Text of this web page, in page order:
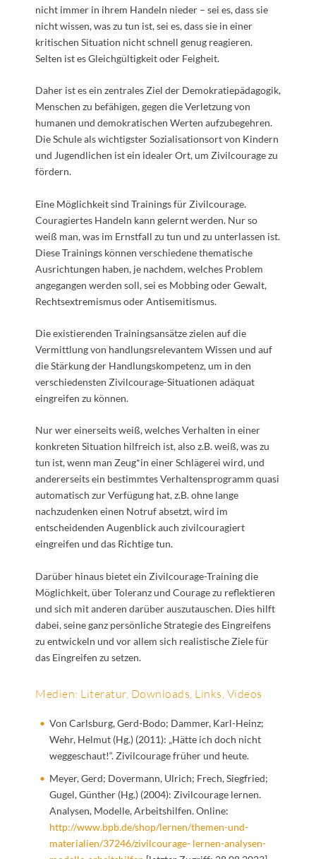
nicht immer in ihrem Handeln nieder – sei es, dass sie
nicht wissen, was zu tun ist, sei es, dass sie in einer
kritischen Situation nicht schnell genug reagieren.
Selten ist es Gleichgültigkeit oder Feigheit.
Daher ist es ein zentrales Ziel der Demokratiepädagogik,
Menschen zu befähigen, gegen die Verletzung von
humanen und demokratischen Werten aufzubegehren.
Die Schule als wichtigster Sozialisationsort von Kindern
und Jugendlichen ist ein idealer Ort, um Zivilcourage zu
fördern.
Eine Möglichkeit sind Trainings für Zivilcourage.
Couragiertes Handeln kann gelernt werden. Nur so
weiß man, was im Ernstfall zu tun und zu unterlassen ist.
Diese Trainings können verschiedene thematische
Ausrichtungen haben, je nachdem, welches Problem
angegangen werden soll, sei es Mobbing oder Gewalt,
Rechtsextremismus oder Antisemitismus.
Die existierenden Trainingsansätze zielen auf die
Vermittlung von handlungsrelevantem Wissen und auf
die Stärkung der Handlungskompetenz, um in den
verschiedensten Zivilcourage-Situationen adäquat
eingreifen zu können.
Nur wer einerseits weiß, welches Verhalten in einer
konkreten Situation hilfreich ist, also z.B. weiß, was zu
tun ist, wenn man Zeug*in einer Schlägerei wird, und
andererseits ein bestimmtes Verhaltensprogramm quasi
automatisch zur Verfügung hat, z.B. ohne lange
nachzudenken einen Notruf absetzt, wird im
entscheidenden Augenblick auch zivilcouragiert
eingreifen und das Richtige tun.
Darüber hinaus bietet ein Zivilcourage-Training die
Möglichkeit, über Toleranz und Courage zu reflektieren
und sich mit anderen darüber auszutauschen. Dies hilft
dabei, seine ganz persönliche Strategie des Eingreifens
zu entwickeln und vor allem sich realistische Ziele für
das Eingreifen zu setzen.
Medien: Literatur, Downloads, Links, Videos
Von Carlsburg, Gerd-Bodo; Dammer, Karl-Heinz;
Wehr, Helmut (Hg.) (2011): „Hätte ich doch nicht
weggeschaut!“. Zivilcourage früher und heute.
Meyer, Gerd; Dovermann, Ulrich; Frech, Siegfried;
Gugel, Günther (Hg.) (2004): Zivilcourage lernen.
Analysen, Modelle, Arbeitshilfen. Online:
http://www.bpb.de/shop/lernen/themen-und-
materialien/37246/zivilcourage- lernen-analysen-